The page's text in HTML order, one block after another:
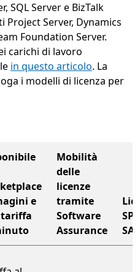
SQL Server e BizTalk
Server, Dynamics
Foundation Server.
carichi di lavoro
in questo articolo. La
i modelli di licenza per
e
Mobilità
delle
licenze
tramite
Software
Assurance
SAL